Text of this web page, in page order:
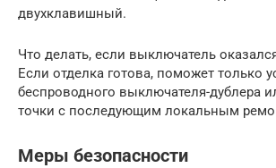
двухклавишный.
Что делать, если выключатель
Если отделка готова, поможет только
беспроводного выключателя-дублера
точки с последующим локальным
Меры безопасности